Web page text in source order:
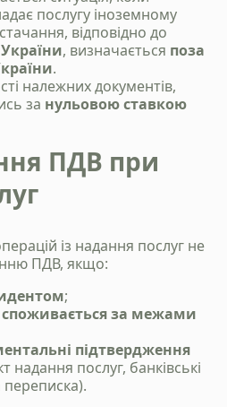
послугу іноземному
відповідно до
, визначається поза
.
належних документів,
за нульовою ставкою
ПДВ при
із надання послуг не
ПДВ, якщо:
;
споживається за межами
підтвердження
надання послуг, банківські